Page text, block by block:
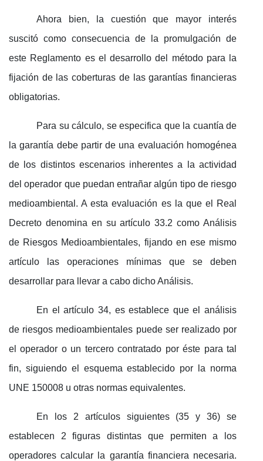
Ahora bien, la cuestión que mayor interés
suscitó como consecuencia de la promulgación de
este Reglamento es el desarrollo del método para la
fijación de las coberturas de las garantías financieras
obligatorias.
Para su cálculo, se especifica que la cuantía de
la garantía debe partir de una evaluación homogénea
de los distintos escenarios inherentes a la actividad
del operador que puedan entrañar algún tipo de riesgo
medioambiental. A esta evaluación es la que el Real
Decreto denomina en su artículo 33.2 como Análisis
de Riesgos Medioambientales, fijando en ese mismo
artículo las operaciones mínimas que se deben
desarrollar para llevar a cabo dicho Análisis.
En el artículo 34, es establece que el análisis
de riesgos medioambientales puede ser realizado por
el operador o un tercero contratado por éste para tal
fin, siguiendo el esquema establecido por la norma
UNE 150008 u otras normas equivalentes.
En los 2 artículos siguientes (35 y 36) se
establecen 2 figuras distintas que permiten a los
operadores calcular la garantía financiera necesaria.